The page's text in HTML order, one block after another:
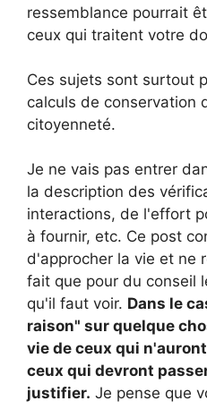
ressemblance pourrait
ceux qui traitent votre
Ces sujets sont surtout
calculs de conservation
citoyenneté.
Je ne vais pas entrer
la description des
interactions, de l'effort
à fournir, etc. Ce post
d'approcher la vie et ne
fait que pour du conseil
qu'il faut voir. Dans le
raison" sur quelque
vie de ceux qui
ceux qui devront
justifier. Je pense que